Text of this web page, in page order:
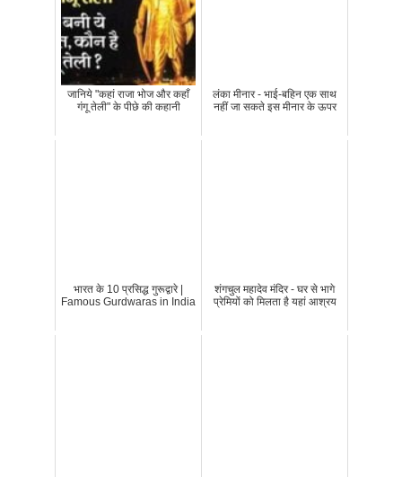
जानिये "कहां राजा भोज और कहाँ
गंगू तेली" के पीछे की कहानी
लंका मीनार - भाई-बहिन एक साथ
नहीं जा सकते इस मीनार के ऊपर
भारत के 10 प्रसिद्ध गुरूद्वारे |
Famous Gurdwaras in India
शंगचुल महादेव मंदिर - घर से भागे
प्रेमियों को मिलता है यहां आश्रय